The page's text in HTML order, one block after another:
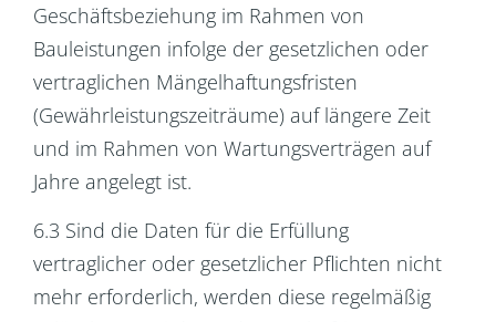
Geschäftsbeziehung im Rahmen von
Bauleistungen infolge der gesetzlichen oder
vertraglichen Mängelhaftungsfristen
(Gewährleistungszeiträume) auf längere Zeit
und im Rahmen von Wartungsverträgen auf
Jahre angelegt ist.
6.3 Sind die Daten für die Erfüllung
vertraglicher oder gesetzlicher Pflichten nicht
mehr erforderlich, werden diese regelmäßig